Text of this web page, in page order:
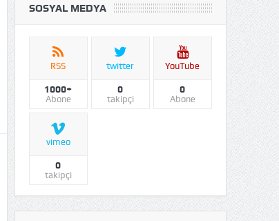
SOSYAL MEDYA
RSS
1000+
Abone
twitter
0
takipçi
YouTube
0
Abone
vimeo
0
takipçi